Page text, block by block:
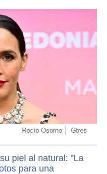
Rocío Osorno Gtres
piel al natural: "La
para una